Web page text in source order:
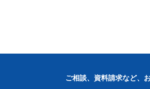
ご相談、資料請求など、